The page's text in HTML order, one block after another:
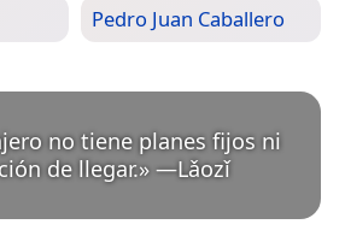
Pedro Juan Caballero
no tiene planes fijos ni
de llegar.» —Lǎozǐ